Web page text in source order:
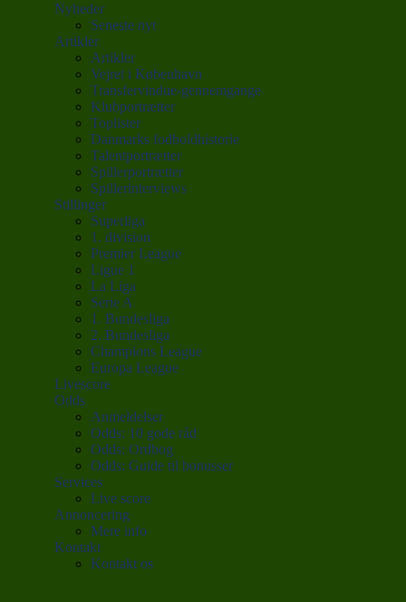
Nyheder
Seneste nyt
Artikler
Artikler
Vejret i København
Transfervindue-gennemgange
Klubportrætter
Toplister
Danmarks fodboldhistorie
Talentportrætter
Spillerportrætter
Spillerinterviews
Stillinger
Superliga
1. division
Premier League
Ligue 1
La Liga
Serie A
1. Bundesliga
2. Bundesliga
Champions League
Europa League
Livescore
Odds
Anmeldelser
Odds: 10 gode råd
Odds: Ordbog
Odds: Guide til bonusser
Services
Live score
Annoncering
Mere info
Kontakt
Kontakt os